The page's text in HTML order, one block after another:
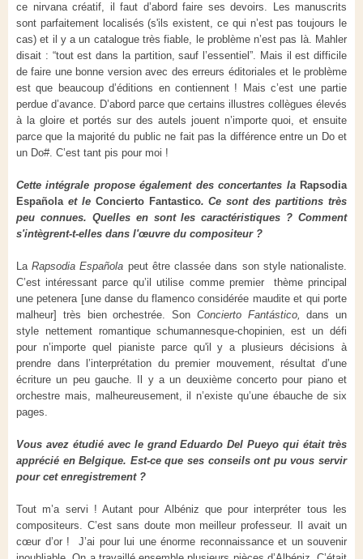
ce nirvana créatif, il faut d’abord faire ses devoirs. Les manuscrits
sont parfaitement localisés (s'ils existent, ce qui n’est pas toujours le
cas) et il y a un catalogue très fiable, le problème n’est pas là. Mahler
disait : “tout est dans la partition, sauf l’essentiel”. Mais il est difficile
de faire une bonne version avec des erreurs éditoriales et le problème
est que beaucoup d’éditions en contiennent ! Mais c’est une partie
perdue d’avance. D’abord parce que certains illustres collègues élevés
à la gloire et portés sur des autels jouent n’importe quoi, et ensuite
parce que la majorité du public ne fait pas la différence entre un Do et
un Do#. C’est tant pis pour moi !
Cette intégrale propose également des concertantes la Rapsodia
Españolaet le Concierto Fantastico. Ce sont des partitions très
peu connues. Quelles en sont les caractéristiques ? Comment
s'intègrent-t-elles dans l'œuvre du compositeur ?
LaRapsodia Española peut être classée dans son style nationaliste.
C’est intéressant parce qu’il utilise comme premier thème principal
une petenera [une danse du flamenco considérée maudite et qui porte
malheur] très bien orchestrée. Son Concierto Fantástico, dans un
style nettement romantique schumannesque-chopinien, est un défi
pour n’importe quel pianiste parce qu'il y a plusieurs décisions à
prendre dans l’interprétation du premier mouvement, résultat d’une
écriture un peu gauche. Il y a un deuxième concerto pour piano et
orchestre mais, malheureusement, il n’existe qu’une ébauche de six
pages.
Vous avez étudié avec le grand Eduardo Del Pueyo qui était très
apprécié en Belgique. Est-ce que ses conseils ont pu vous servir
pour cet enregistrement ?
Tout m’a servi ! Autant pour Albéniz que pour interpréter tous les
compositeurs. C’est sans doute mon meilleur professeur. Il avait un
cœur d’or ! J’ai pour lui une énorme reconnaissance et un souvenir